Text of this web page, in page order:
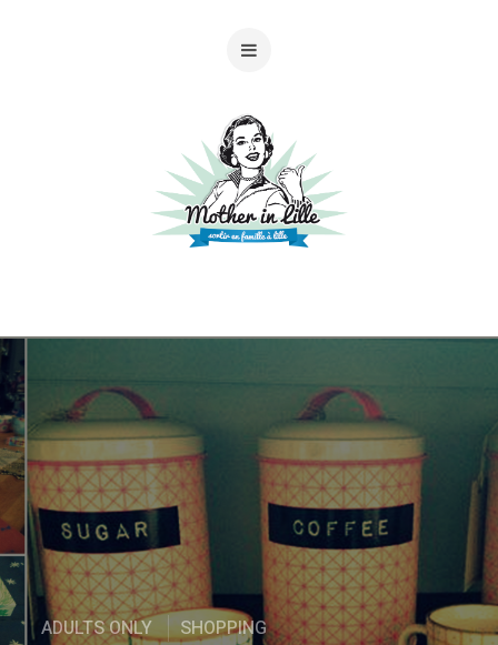
ADULTS ONLY SHOPPING